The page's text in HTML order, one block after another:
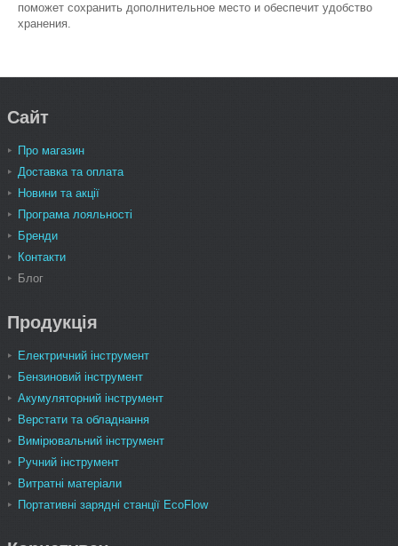
поможет сохранить дополнительное место и обеспечит удобство
хранения.
Сайт
Про магазин
Доставка та оплата
Новини та акції
Програма лояльності
Бренди
Контакти
Блог
Продукція
Електричний інструмент
Бензиновий інструмент
Акумуляторний інструмент
Верстати та обладнання
Вимірювальний інструмент
Ручний інструмент
Витратні матеріали
Портативні зарядні станції EcoFlow